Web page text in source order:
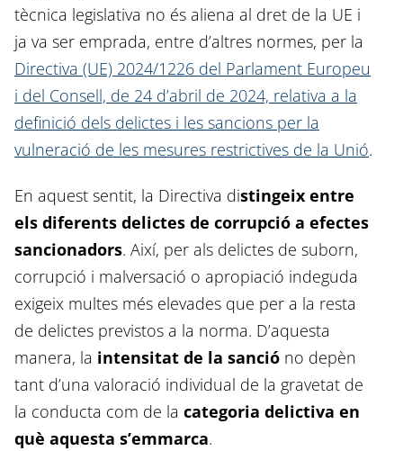
tècnica legislativa no és aliena al dret de la UE i
ja va ser emprada, entre d’altres normes, per la
Directiva (UE) 2024/1226 del Parlament Europeu
i del Consell, de 24 d’abril de 2024, relativa a la
definició dels delictes i les sancions per la
vulneració de les mesures restrictives de la Unió.
En aquest sentit, la Directiva distingeix entre
els diferents delictes de corrupció a efectes
sancionadors. Així, per als delictes de suborn,
corrupció i malversació o apropiació indeguda
exigeix multes més elevades que per a la resta
de delictes previstos a la norma. D’aquesta
manera, la intensitat de la sanció no depèn
tant d’una valoració individual de la gravetat de
la conducta com de la categoria delictiva en
què aquesta s’emmarca.